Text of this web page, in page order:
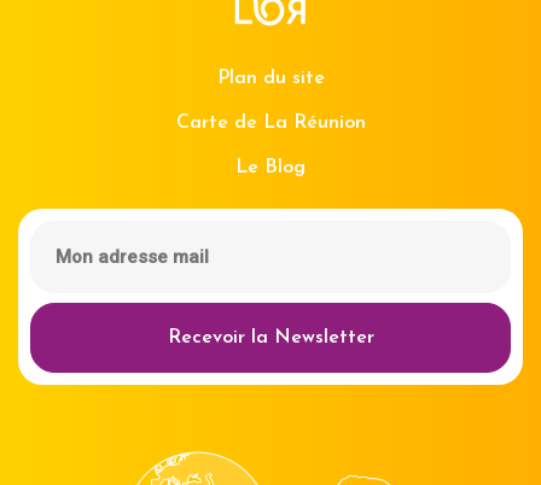
Plan du site
Carte de La Réunion
Le Blog
Recevoir la Newsletter